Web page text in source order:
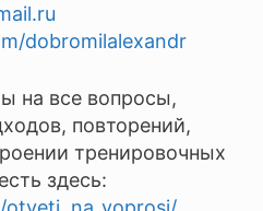
dobromilalexandr
на все вопросы,
повторений,
тренировочных
здесь: